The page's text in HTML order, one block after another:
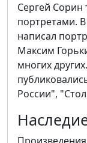
Сергей Сорин
портретами.
написал
Максим
многих
России",